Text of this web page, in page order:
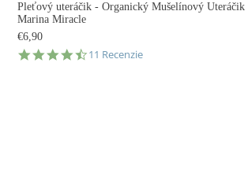
Pleťový uteráčik - Organický Mušelínový Uteráčik
Marina Miracle
€6,90
4.7
11 Recenzie